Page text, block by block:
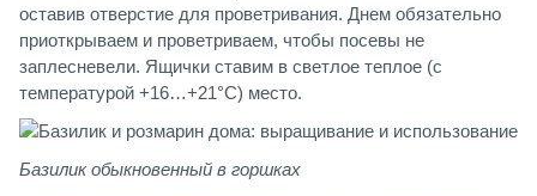
оставив отверстие для проветривания. Днем обязательно
приоткрываем и проветриваем, чтобы посевы не
заплесневели. Ящички ставим в светлое теплое (с
температурой +16…+21°С) место.
Базилик обыкновенный в горшках